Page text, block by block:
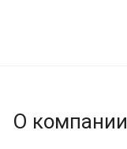
О компании